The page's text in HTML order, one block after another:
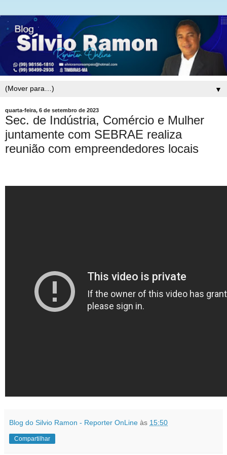
▼
quarta-feira, 6 de setembro de 2023
Sec. de Indústria, Comércio e Mulher
juntamente com SEBRAE realiza
reunião com empreendedores locais
Blog do Silvio Ramon - Reporter OnLine às 15:50
Compartilhar